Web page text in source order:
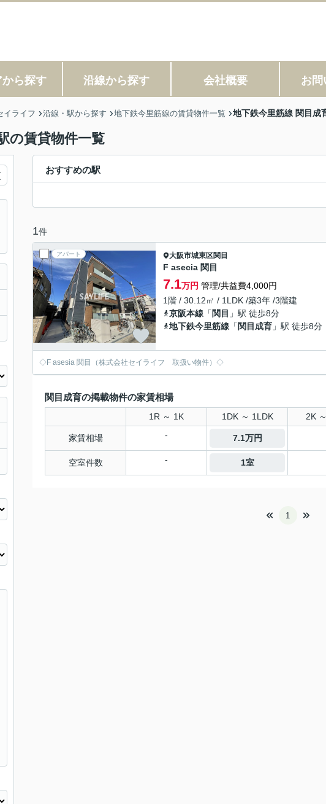
から探す 沿線から探す 会社概要 お問
イライフ 沿線・駅から探す 地下鉄今里筋線の賃貸物件一覧 地下鉄今里筋線 関目成
の賃貸物件一覧
おすすめの駅
1件
アパート 大阪市城東区関目
F asecia 関目
7.1万円 管理/共益費4,000円
1階 / 30.12㎡ / 1LDK /築3年 /3階建
京阪本線 「 関目 」駅 徒歩8分
地下鉄今里筋線 「 関目成育 」駅 徒歩8分
◇F asesia 関目（株式会社セイライフ 取扱い物件）◇
関目成育の掲載物件の家賃相場
1R ～ 1K 1DK ～ 1LDK 2K
家賃相場 - 7.1万円
空室件数 - 1室
1